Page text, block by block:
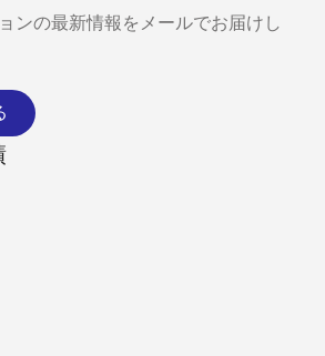
ンの最新情報をメールでお届けし